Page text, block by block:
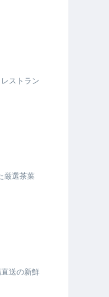
ストラン
厳選茶葉
送の新鮮